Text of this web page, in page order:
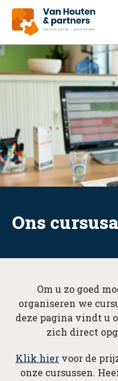
Ons
Om u zo goed
organiseren we
deze pagina vindt u
zich direct
Klik hier voor de
onze cursussen.